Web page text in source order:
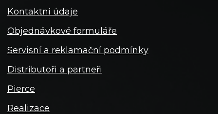
Kontaktní údaje
Objednávkové formuláře
Servisní a reklamační podmínky
Distributoři a partneři
Pierce
Realizace